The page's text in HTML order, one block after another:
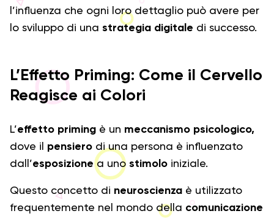
l’influenza che ogni loro dettaglio può avere per
lo sviluppo di una strategia digitale di successo.
L’Effetto Priming: Come il Cervello
Reagisce ai Colori
L’effetto priming è un meccanismo psicologico,
dove il pensiero di una persona è influenzato
dall’esposizione a uno stimolo iniziale.
Questo concetto di neuroscienza è utilizzato
frequentemente nel mondo della comunicazione